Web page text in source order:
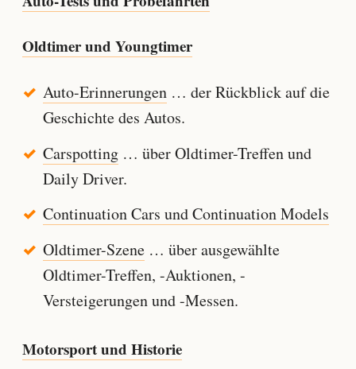
Oldtimer und Youngtimer
Auto-Erinnerungen… der Rückblick auf die
Geschichte des Autos.
Carspotting… über Oldtimer-Treffen und
Daily Driver.
Continuation Cars und Continuation Models
Oldtimer-Szene… über ausgewählte
Oldtimer-Treffen, -Auktionen, -
Versteigerungen und -Messen.
Motorsport und Historie